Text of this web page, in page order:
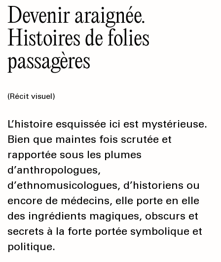
Devenir araignée.
Histoires de folies
passagères
(Récit visuel)
L’histoire esquissée ici est mystérieuse.
Bien que maintes fois scrutée et
rapportée sous les plumes
d’anthropologues,
d’ethnomusicologues, d’historiens ou
encore de médecins, elle porte en elle
des ingrédients magiques, obscurs et
secrets à la forte portée symbolique et
politique.